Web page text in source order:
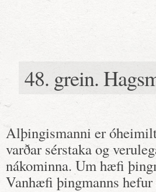
48. grein.
Alþingismanni er
varðar sérstaka og
nákominna. Um hæfi
Vanhæfi þingmanns